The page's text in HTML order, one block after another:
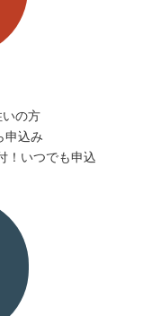
の方
申込み
！いつでも申込